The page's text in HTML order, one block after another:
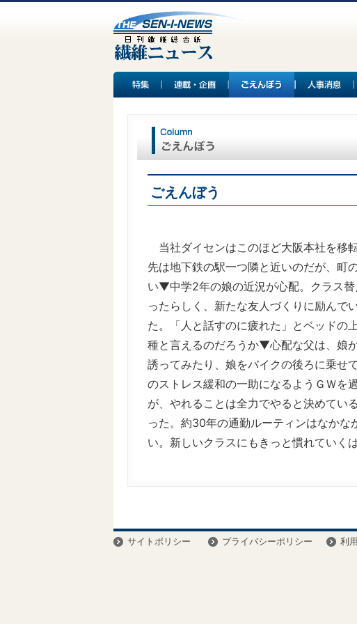
ごえんぼう
当社ダイセンはこのほど大阪本社を移
先は地下鉄の駅一つ隣と近いのだが、町
い▼中学2年の娘の近況が心配。クラス
ったらしく、新たな友人づくりに励んで
た。「人と話すのに疲れた」とベッドの
種と言えるのだろうか▼心配な父は、娘
誘ってみたり、娘をバイクの後ろに乗せ
のストレス緩和の一助になるようＧＷを
が、やれることは全力でやると決めてい
った。約30年の通勤ルーティンはなかな
い。新しいクラスにもきっと慣れていく
サイトポリシー プライバシーポリシー 利